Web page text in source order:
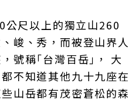
公尺以上的獨立山260
峻、秀，而被登山界人
號稱｢台灣百岳｣， 大
不知道其他九十九座在
山岳都有茂密蒼松的森